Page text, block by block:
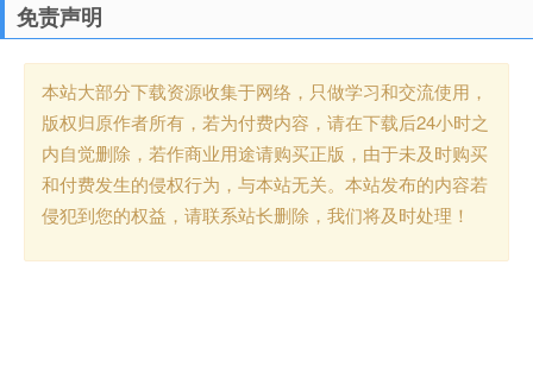
免责声明
本站大部分下载资源收集于网络，只做学习和交流使用，
版权归原作者所有，若为付费内容，请在下载后24小时之
内自觉删除，若作商业用途请购买正版，由于未及时购买
和付费发生的侵权行为，与本站无关。本站发布的内容若
侵犯到您的权益，请联系站长删除，我们将及时处理！